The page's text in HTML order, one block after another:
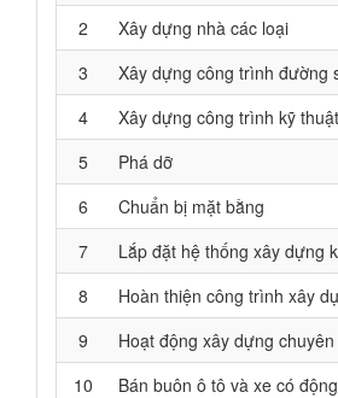
2
Xây dựng nhà các loại
3
Xây dựng công trình đường
4
Xây dựng công trình kỹ
5
Phá dỡ
6
Chuẩn bị mặt bằng
7
Lắp đặt hệ thống xây dựng
8
Hoàn thiện công trình xây
9
Hoạt động xây dựng
10
Bán buôn ô tô và xe có